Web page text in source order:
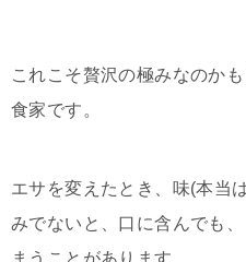
これこそ贅沢の極みなのか
食家です。
エサを変えたとき、味(本当
みでないと、口に含んでも
まうことがあります。